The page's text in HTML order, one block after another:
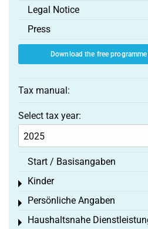
Legal Notice
Press
Download the free
Tax manual:
Select tax year:
Start / Basisangaben
Kinder
Toggle menu
Persönliche Angaben
Toggle menu
Haushaltsnahe
Toggle menu